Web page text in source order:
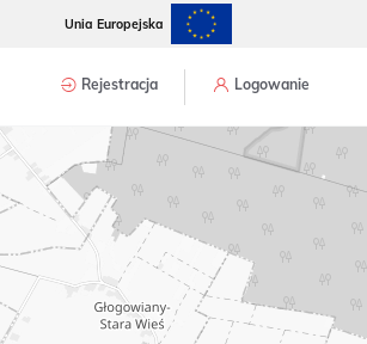
Unia Europejska
Rejestracja Logowanie